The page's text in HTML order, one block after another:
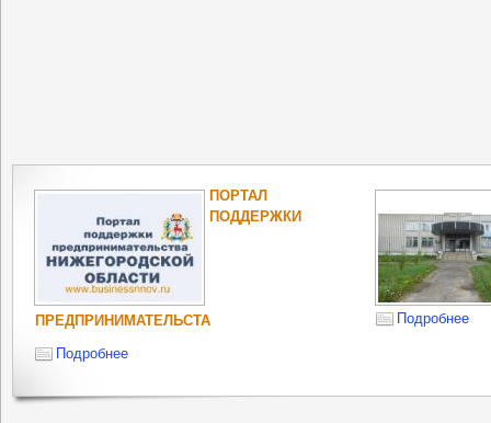
ПОРТАЛ
ПОДДЕРЖКИ
ПРЕДПРИНИМАТЕЛЬСТА
Подробнее
Подробнее